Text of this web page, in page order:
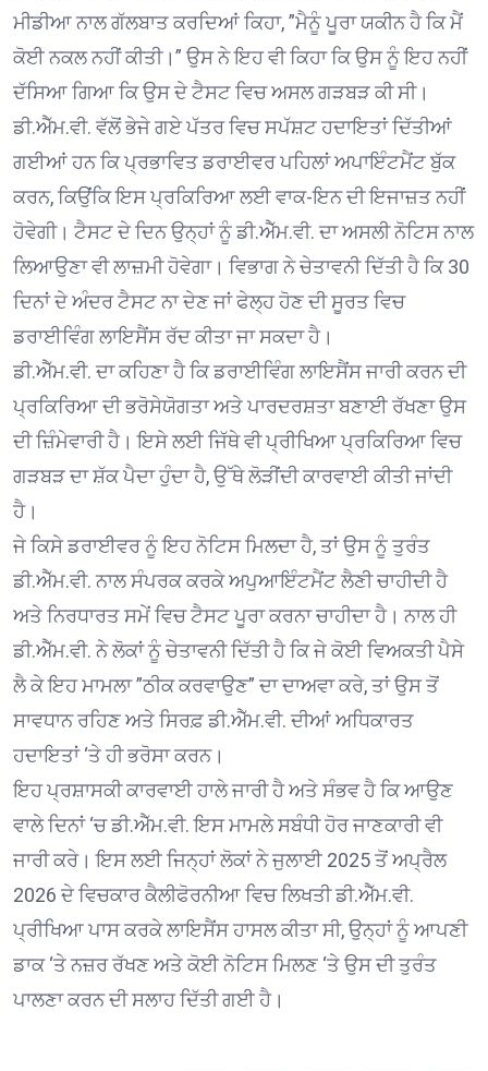
ਮੀਡੀਆ ਨਾਲ ਗੱਲਬਾਤ ਕਰਦਿਆਂ ਕਿਹਾ, ”ਮੈਨੂੰ ਪੂਰਾ ਯਕੀਨ ਹੈ ਕਿ ਮੈਂ
ਕੋਈ ਨਕਲ ਨਹੀਂ ਕੀਤੀ।” ਉਸ ਨੇ ਇਹ ਵੀ ਕਿਹਾ ਕਿ ਉਸ ਨੂੰ ਇਹ ਨਹੀਂ
ਦੱਸਿਆ ਗਿਆ ਕਿ ਉਸ ਦੇ ਟੈਸਟ ਵਿਚ ਅਸਲ ਗੜਬੜ ਕੀ ਸੀ।
ਡੀ.ਐੱਮ.ਵੀ. ਵੱਲੋਂ ਭੇਜੇ ਗਏ ਪੱਤਰ ਵਿਚ ਸਪੱਸ਼ਟ ਹਦਾਇਤਾਂ ਦਿੱਤੀਆਂ
ਗਈਆਂ ਹਨ ਕਿ ਪ੍ਰਭਾਵਿਤ ਡਰਾਈਵਰ ਪਹਿਲਾਂ ਅਪਾਇੰਟਮੈਂਟ ਬੁੱਕ
ਕਰਨ, ਕਿਉਂਕਿ ਇਸ ਪ੍ਰਕਿਰਿਆ ਲਈ ਵਾਕ-ਇਨ ਦੀ ਇਜਾਜ਼ਤ ਨਹੀਂ
ਹੋਵੇਗੀ। ਟੈਸਟ ਦੇ ਦਿਨ ਉਨ੍ਹਾਂ ਨੂੰ ਡੀ.ਐੱਮ.ਵੀ. ਦਾ ਅਸਲੀ ਨੋਟਿਸ ਨਾਲ
ਲਿਆਉਣਾ ਵੀ ਲਾਜ਼ਮੀ ਹੋਵੇਗਾ। ਵਿਭਾਗ ਨੇ ਚੇਤਾਵਨੀ ਦਿੱਤੀ ਹੈ ਕਿ 30
ਦਿਨਾਂ ਦੇ ਅੰਦਰ ਟੈਸਟ ਨਾ ਦੇਣ ਜਾਂ ਫੇਲ੍ਹ ਹੋਣ ਦੀ ਸੂਰਤ ਵਿਚ
ਡਰਾਈਵਿੰਗ ਲਾਇਸੈਂਸ ਰੱਦ ਕੀਤਾ ਜਾ ਸਕਦਾ ਹੈ।
ਡੀ.ਐੱਮ.ਵੀ. ਦਾ ਕਹਿਣਾ ਹੈ ਕਿ ਡਰਾਈਵਿੰਗ ਲਾਇਸੈਂਸ ਜਾਰੀ ਕਰਨ ਦੀ
ਪ੍ਰਕਿਰਿਆ ਦੀ ਭਰੋਸੇਯੋਗਤਾ ਅਤੇ ਪਾਰਦਰਸ਼ਤਾ ਬਣਾਈ ਰੱਖਣਾ ਉਸ
ਦੀ ਜ਼ਿੰਮੇਵਾਰੀ ਹੈ। ਇਸੇ ਲਈ ਜਿੱਥੇ ਵੀ ਪ੍ਰੀਖਿਆ ਪ੍ਰਕਿਰਿਆ ਵਿਚ
ਗੜਬੜ ਦਾ ਸ਼ੱਕ ਪੈਦਾ ਹੁੰਦਾ ਹੈ, ਉੱਥੇ ਲੋੜੀਂਦੀ ਕਾਰਵਾਈ ਕੀਤੀ ਜਾਂਦੀ
ਹੈ।
ਜੇ ਕਿਸੇ ਡਰਾਈਵਰ ਨੂੰ ਇਹ ਨੋਟਿਸ ਮਿਲਦਾ ਹੈ, ਤਾਂ ਉਸ ਨੂੰ ਤੁਰੰਤ
ਡੀ.ਐੱਮ.ਵੀ. ਨਾਲ ਸੰਪਰਕ ਕਰਕੇ ਅਪੁਆਇੰਟਮੈਂਟ ਲੈਣੀ ਚਾਹੀਦੀ ਹੈ
ਅਤੇ ਨਿਰਧਾਰਤ ਸਮੇਂ ਵਿਚ ਟੈਸਟ ਪੂਰਾ ਕਰਨਾ ਚਾਹੀਦਾ ਹੈ। ਨਾਲ ਹੀ
ਡੀ.ਐੱਮ.ਵੀ. ਨੇ ਲੋਕਾਂ ਨੂੰ ਚੇਤਾਵਨੀ ਦਿੱਤੀ ਹੈ ਕਿ ਜੇ ਕੋਈ ਵਿਅਕਤੀ ਪੈਸੇ
ਲੈ ਕੇ ਇਹ ਮਾਮਲਾ ”ਠੀਕ ਕਰਵਾਉਣ” ਦਾ ਦਾਅਵਾ ਕਰੇ, ਤਾਂ ਉਸ ਤੋਂ
ਸਾਵਧਾਨ ਰਹਿਣ ਅਤੇ ਸਿਰਫ਼ ਡੀ.ਐੱਮ.ਵੀ. ਦੀਆਂ ਅਧਿਕਾਰਤ
ਹਦਾਇਤਾਂ ‘ਤੇ ਹੀ ਭਰੋਸਾ ਕਰਨ।
ਇਹ ਪ੍ਰਸ਼ਾਸਕੀ ਕਾਰਵਾਈ ਹਾਲੇ ਜਾਰੀ ਹੈ ਅਤੇ ਸੰਭਵ ਹੈ ਕਿ ਆਉਣ
ਵਾਲੇ ਦਿਨਾਂ ‘ਚ ਡੀ.ਐੱਮ.ਵੀ. ਇਸ ਮਾਮਲੇ ਸਬੰਧੀ ਹੋਰ ਜਾਣਕਾਰੀ ਵੀ
ਜਾਰੀ ਕਰੇ। ਇਸ ਲਈ ਜਿਨ੍ਹਾਂ ਲੋਕਾਂ ਨੇ ਜੁਲਾਈ 2025 ਤੋਂ ਅਪ੍ਰੈਲ
2026 ਦੇ ਵਿਚਕਾਰ ਕੈਲੀਫੋਰਨੀਆ ਵਿਚ ਲਿਖਤੀ ਡੀ.ਐੱਮ.ਵੀ.
ਪ੍ਰੀਖਿਆ ਪਾਸ ਕਰਕੇ ਲਾਇਸੈਂਸ ਹਾਸਲ ਕੀਤਾ ਸੀ, ਉਨ੍ਹਾਂ ਨੂੰ ਆਪਣੀ
ਡਾਕ ‘ਤੇ ਨਜ਼ਰ ਰੱਖਣ ਅਤੇ ਕੋਈ ਨੋਟਿਸ ਮਿਲਣ ‘ਤੇ ਉਸ ਦੀ ਤੁਰੰਤ
ਪਾਲਣਾ ਕਰਨ ਦੀ ਸਲਾਹ ਦਿੱਤੀ ਗਈ ਹੈ।